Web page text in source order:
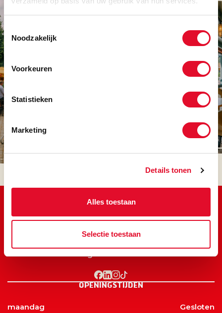
Toestemmingsselectie
Noodzakelijk
Voorkeuren
Statistieken
Marketing
Details tonen
Alles toestaan
Selectie toestaan
OPENINGSTIJDEN
maandag Gesloten
Volg Moeke online